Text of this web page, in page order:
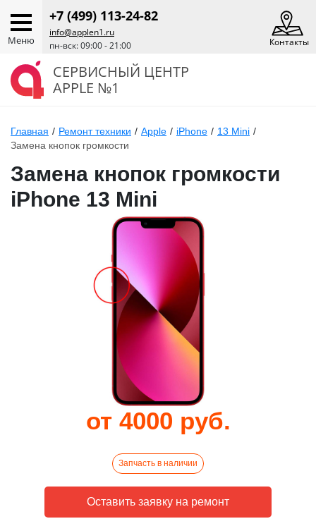
Меню
+7 (499) 113-24-82
info@applen1.ru
пн-вск: 09:00 - 21:00
Контакты
СЕРВИСНЫЙ ЦЕНТР
APPLE №1
Главная / Ремонт техники / Apple / iPhone / 13 Mini /
Замена кнопок громкости
Замена кнопок громкости
iPhone 13 Mini
от 4000 руб.
Запчасть в наличии